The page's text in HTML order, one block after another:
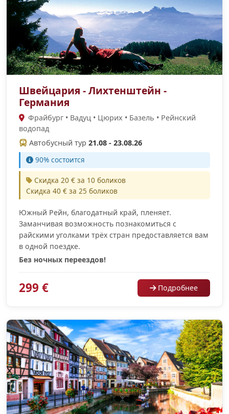
Швейцария - Лихтенштейн -
Германия
Фрайбург • Вадуц • Цюрих • Базель • Рейнский
водопад
Автобусный тур 21.08 - 23.08.26
90% cостоится
Скидка 20 € за 10 боликов
Скидка 40 € за 25 боликов
Южный Рейн, благодатный край, пленяет.
Заманчивая возможность познакомиться с
райскими уголками трёх стран предоставляется вам
в одной поездке.
Без ночных переездов!
299 € Подробнее